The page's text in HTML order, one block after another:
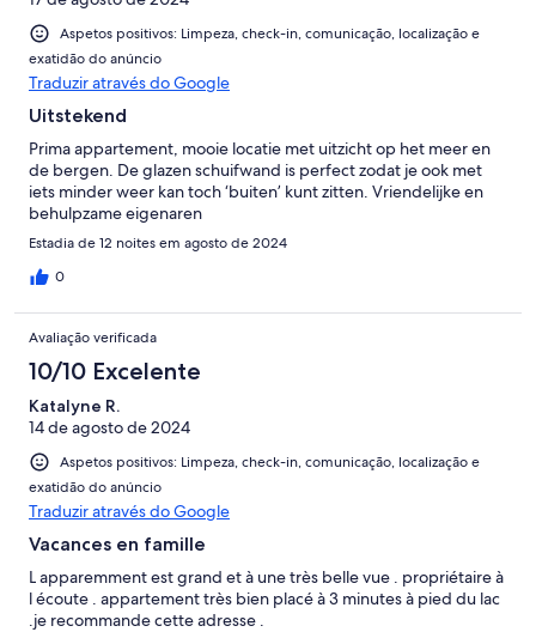
Aspetos positivos: Limpeza, check-in, comunicação, localização e
exatidão do anúncio
Traduzir através do Google
Uitstekend
Prima appartement, mooie locatie met uitzicht op het meer en
de bergen. De glazen schuifwand is perfect zodat je ook met
iets minder weer kan toch ‘buiten’ kunt zitten. Vriendelijke en
behulpzame eigenaren
Estadia de 12 noites em agosto de 2024
0
Avaliação verificada
10/10 Excelente
Katalyne R.
14 de agosto de 2024
Aspetos positivos: Limpeza, check-in, comunicação, localização e
exatidão do anúncio
Traduzir através do Google
Vacances en famille
L apparemment est grand et à une très belle vue . propriétaire à
l écoute . appartement très bien placé à 3 minutes à pied du lac
.je recommande cette adresse .